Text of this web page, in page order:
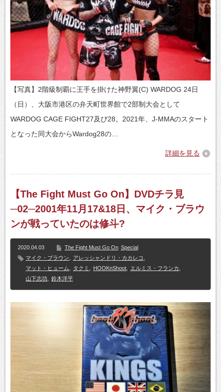
【写真】2階級制覇に王手を掛けた神野翼(C) WARDOG 24日
（日）、大阪市港区の弁天町世界館で2部制大会として
WARDOG CAGE FIGHT27及び28。2021年、J-MMAのスタート
となった同大会からWardog28の…
詳細を見る
【The Fight Must Go On】DVDチラ見
─02─2001年11月17&18日、マイク・ブラウ
ンが戦っていたのは修斗?
2020.04.03 The Fight Must Go On Special
マイク・ブラウン
アレッシャンドリ・カカレコ
マット・ヒューム
タクミ HOOKnShoot エルミス・フランカ
山下志功
鈴木洋平